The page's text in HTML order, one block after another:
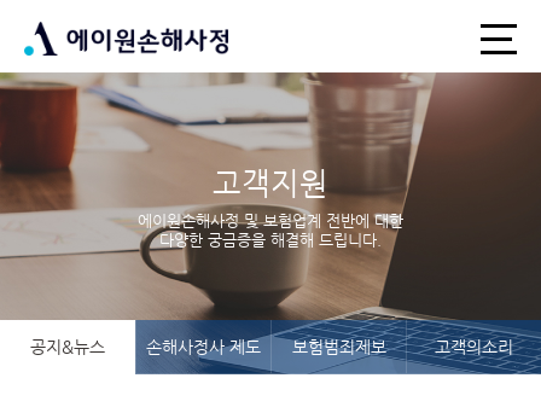
고객지원
에이원손해사정 및 보험업계 전반에 대한
다양한 궁금증을 해결해 드립니다.
공지&뉴스 손해사정사 제도 보험범죄제보 고객의소리